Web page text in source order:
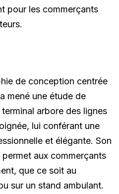
pour les commerçants
de conception centrée
mené une étude de
arbore des lignes
lui conférant une
et élégante. Son
aux commerçants
que ce soit au
sur un stand ambulant.